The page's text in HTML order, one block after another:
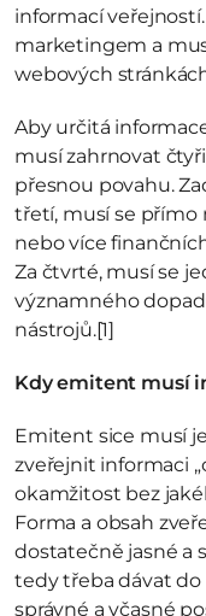
informací
marketingem a
webových
Aby určitá
musí zahrnovat
přesnou povahu.
třetí, musí se
nebo více
Za čtvrté, musí se
významného
nástrojů.[1]
Kdy emitent musí
Emitent sice musí
zveřejnit informaci
okamžitost bez
Forma a obsah
dostatečně jasné a
tedy třeba dávat do
správné a včasné